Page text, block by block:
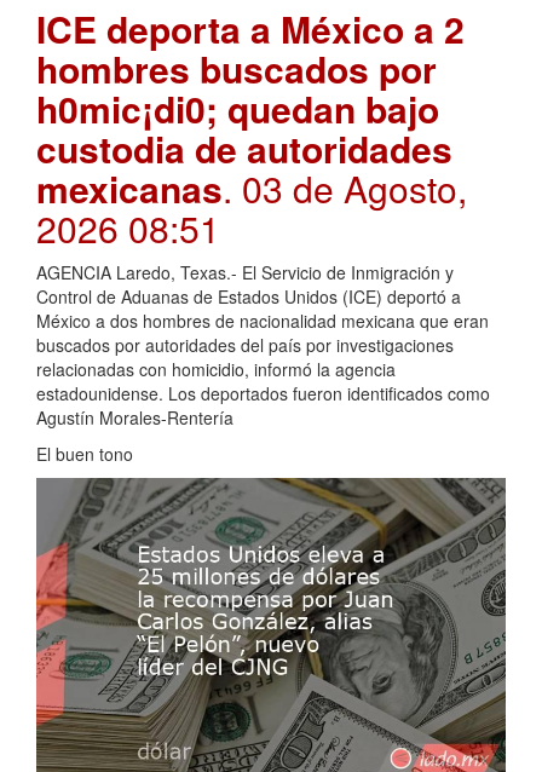
ICE deporta a México a 2
hombres buscados por
h0mic¡di0; quedan bajo
custodia de autoridades
mexicanas. 03 de Agosto,
2026 08:51
AGENCIA Laredo, Texas.- El Servicio de Inmigración y
Control de Aduanas de Estados Unidos (ICE) deportó a
México a dos hombres de nacionalidad mexicana que eran
buscados por autoridades del país por investigaciones
relacionadas con homicidio, informó la agencia
estadounidense. Los deportados fueron identificados como
Agustín Morales-Rentería
El buen tono